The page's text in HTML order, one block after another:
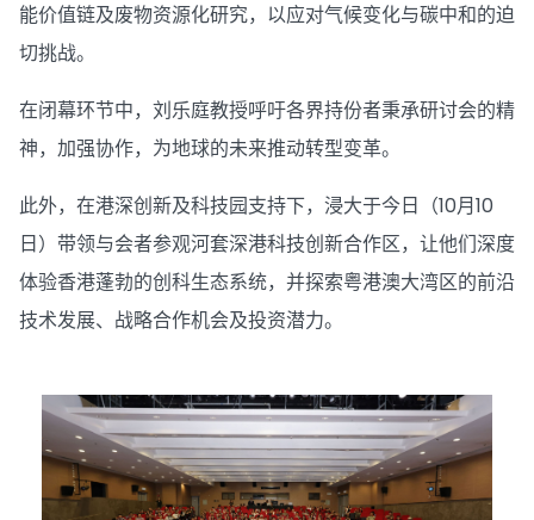
能价值链及废物资源化研究，以应对气候变化与碳中和的迫
切挑战。
在闭幕环节中，刘乐庭教授呼吁各界持份者秉承研讨会的精
神，加强协作，为地球的未来推动转型变革。
此外，在港深创新及科技园支持下，浸大于今日（10月10
日）带领与会者参观河套深港科技创新合作区，让他们深度
体验香港蓬勃的创科生态系统，并探索粤港澳大湾区的前沿
技术发展、战略合作机会及投资潜力。